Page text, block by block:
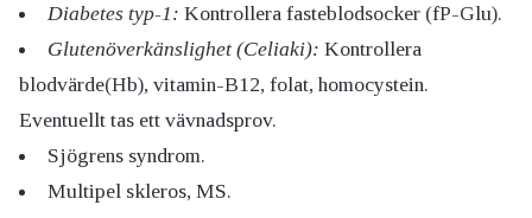
Diabetes typ-1: Kontrollera fasteblodsocker (fP-Glu).
Glutenöverkänslighet (Celiaki): Kontrollera
blodvärde(Hb), vitamin-B12, folat, homocystein.
Eventuellt tas ett vävnadsprov.
Sjögrens syndrom.
Multipel skleros, MS.